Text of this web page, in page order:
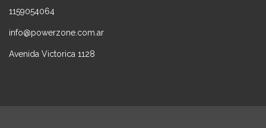
1159054064
info@powerzone.com.ar
Avenida Victorica 1128